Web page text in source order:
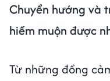
Chuyển hướng và
hiếm muộn được
Từ những đồng